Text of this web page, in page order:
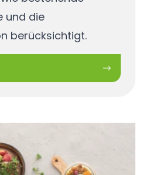
und die
berücksichtigt.